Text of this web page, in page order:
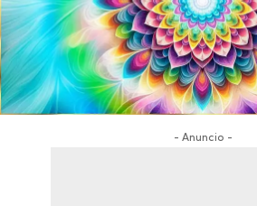
- Anuncio -